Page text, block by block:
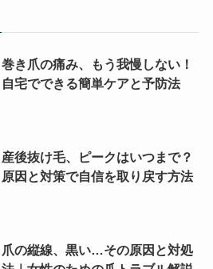
巻き爪の痛み、もう我慢しない！
自宅でできる簡単ケアと予防法
産後抜け毛、ピークはいつまで？
原因と対策で自信を取り戻す方法
爪の縦線、黒い…その原因と対処